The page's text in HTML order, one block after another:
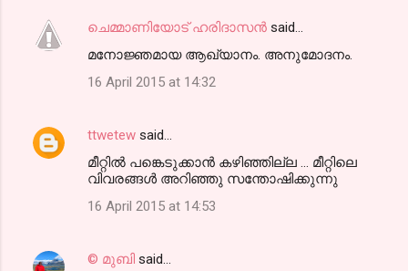
ചെമ്മാണിയോട് ഹരിദാസന്‍ said…
മനോജ്ഞമായ ആഖ്യാനം. അനുമോദനം.
16 April 2015 at 14:32
ttwetew said…
മീറ്റിൽ പങ്കെടുക്കാൻ കഴിഞ്ഞില്ല ... മീറ്റിലെ
വിവരങ്ങൾ അറിഞ്ഞു സന്തോഷിക്കുന്നു
16 April 2015 at 14:53
© മുബി said…